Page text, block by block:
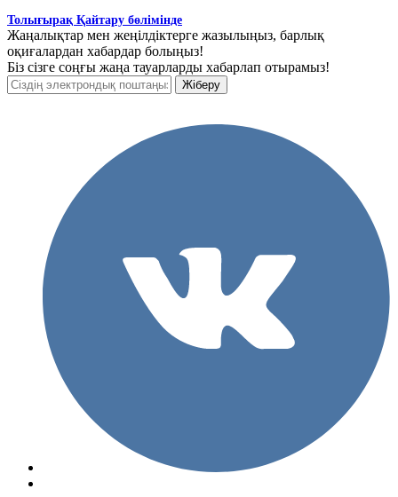
Толығырақ Қайтару бөлімінде
Жаңалықтар мен жеңілдіктерге жазылыңыз, барлық
оқиғалардан хабардар болыңыз!
Біз сізге соңғы жаңа тауарларды хабарлап отырамыз!